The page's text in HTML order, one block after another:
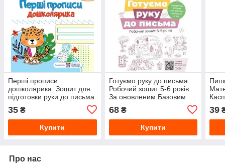
Перші прописи
дошколярика. Зошит для
підготовки руки до письма
35 ₴
Купити
Готуємо руку до письма.
Робочий зошит 5-6 років.
За оновленим Базовим
компонентом дошкільної
освіти Швайка Л.А
68₴
Купити
39
Про нас